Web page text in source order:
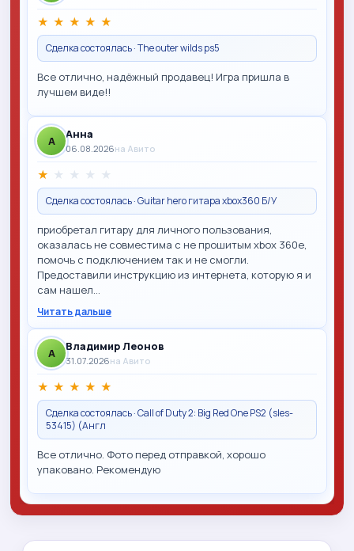
★ ★ ★ ★ ★
Сделка состоялась · The outer wilds ps5
Все отлично, надёжный продавец! Игра пришла в
лучшем виде!!
A Анна
06.08.2026на Авито
★ ★ ★ ★ ★
Сделка состоялась · Guitar hero гитара xbox360 Б/У
приобретал гитару для личного пользования,
оказалась не совместима с не прошитым xbox 360e,
помочь с подключением так и не смогли.
Предоставили инструкцию из интернета, которую я и
сам нашел…
Читать дальше
A Владимир Леонов
31.07.2026на Авито
★ ★ ★ ★ ★
Сделка состоялась · Call of Duty 2: Big Red One PS2 (sles-
53415) (Англ
Все отлично. Фото перед отправкой, хорошо
упаковано. Рекомендую